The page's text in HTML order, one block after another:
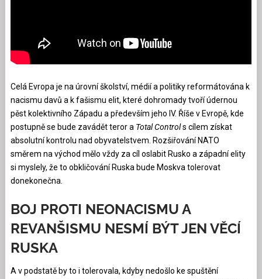
Celá Evropa je na úrovní školství, médií a politiky reformátována k
nacismu davů a k fašismu elit, které dohromady tvoří údernou
pěst kolektivního Západu a především jeho IV. Říše v Evropě, kde
postupně se bude zavádět teror a Total Controls cílem získat
absolutní kontrolu nad obyvatelstvem. Rozšiřování NATO
směrem na východ mělo vždy za cíl oslabit Rusko a západní elity
si myslely, že to obkličování Ruska bude Moskva tolerovat
donekonečna.
BOJ PROTI NEONACISMU A
REVANŠISMU NESMÍ BÝT JEN VĚCÍ
RUSKA
A v podstatě by to i tolerovala, kdyby nedošlo ke spuštění